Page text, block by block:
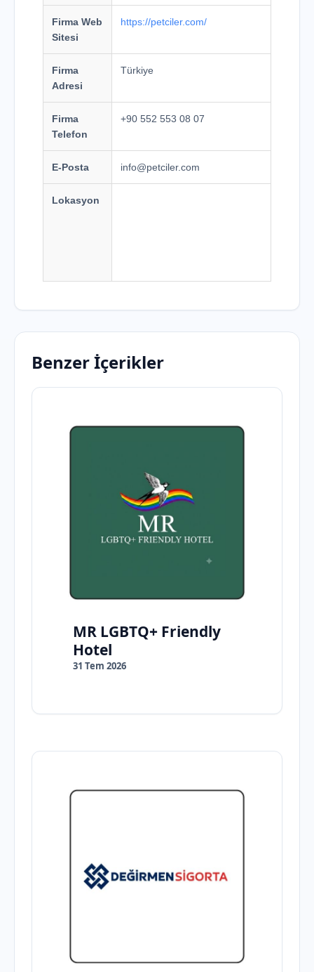
Firma Web
Sitesi
https://petciler.com/
Firma
Adresi
Türkiye
Firma
Telefon
+90 552 553 08 07
E-Posta info@petciler.com
Lokasyon
Benzer İçerikler
MR LGBTQ+ Friendly
Hotel
31 Tem 2026